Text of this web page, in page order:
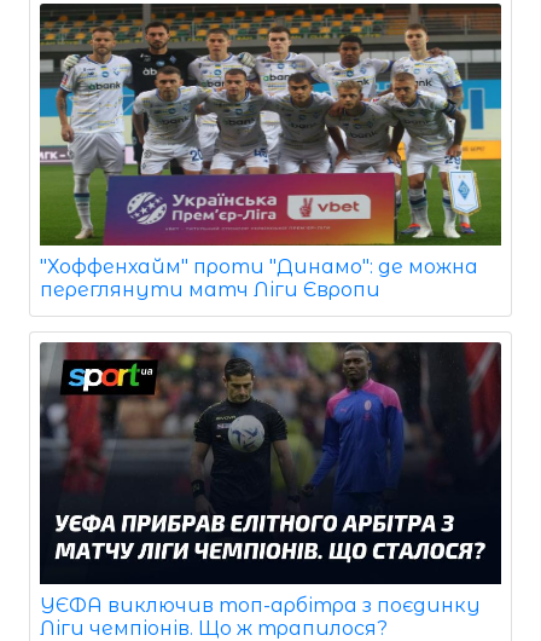
"Хоффенхайм" проти "Динамо": де можна
переглянути матч Ліги Європи
УЄФА виключив топ-арбітра з поєдинку
Ліги чемпіонів. Що ж трапилося?